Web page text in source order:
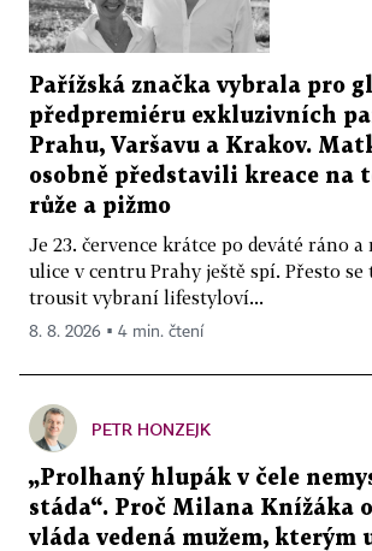
Pařížská značka vybrala pro
předpremiéru exkluzivních
Prahu, Varšavu a Krakov.
osobně představili kreace na
růže a pižmo
Je 23. července krátce po deváté ráno
ulice v centru Prahy ještě spí. Přesto se
trousit vybraní lifestyloví...
8. 8. 2026 ▪ 4 min. čtení
PETR HONZEJK
„Prolhaný hlupák v čele
stáda“. Proč Milana Knížáka
vláda vedená mužem, kterým